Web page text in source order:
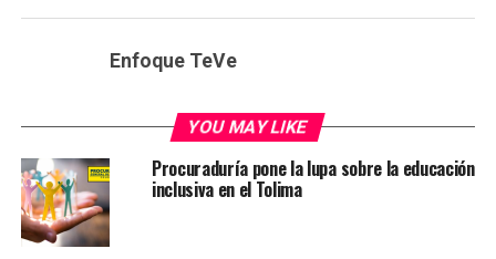
Enfoque TeVe
YOU MAY LIKE
Procuraduría pone la lupa sobre la educación
inclusiva en el Tolima